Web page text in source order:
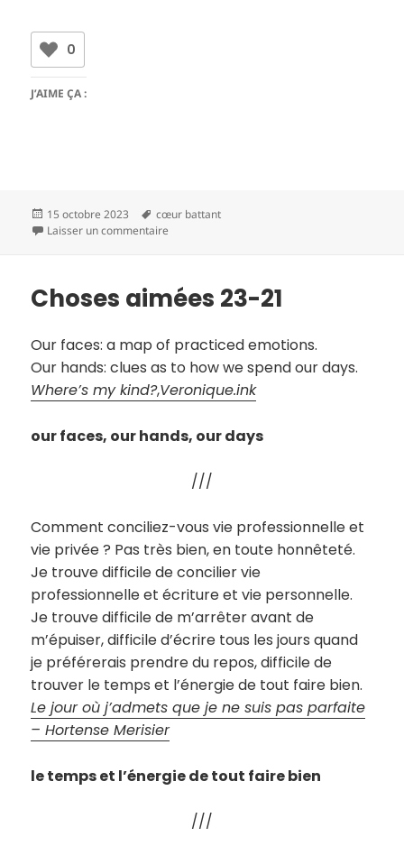
0
J’AIME ÇA :
Publié
le
15 octobre 2023
Mots-
clés
cœur battant
Laisser un commentaire
Choses aimées 23-21
Our faces: a map of practiced emotions.
Our hands: clues as to how we spend our days.
Where’s my kind?,Veronique.ink
our faces, our hands, our days
///
Comment conciliez-vous vie professionnelle et
vie privée ? Pas très bien, en toute honnêteté.
Je trouve difficile de concilier vie
professionnelle et écriture et vie personnelle.
Je trouve difficile de m’arrêter avant de
m’épuiser, difficile d’écrire tous les jours quand
je préférerais prendre du repos, difficile de
trouver le temps et l’énergie de tout faire bien.
Le jour où j’admets que je ne suis pas parfaite
– Hortense Merisier
le temps et l’énergie de tout faire bien
///